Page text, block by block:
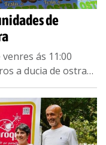
de
ás 11:00
a ducia de ostras
das Canteiras